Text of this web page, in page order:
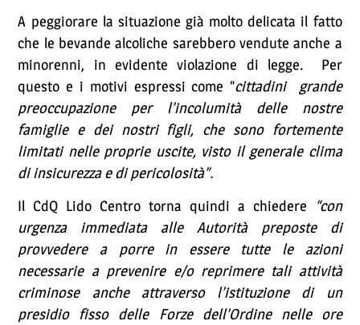
A peggiorare la situazione già molto delicata il fatto
che le bevande alcoliche sarebbero vendute anche a
minorenni, in evidente violazione di legge. Per
questo e i motivi espressi come “cittadini grande
preoccupazione per l’incolumità delle nostre
famiglie e dei nostri figli, che sono fortemente
limitati nelle proprie uscite, visto il generale clima
di insicurezza e di pericolosità”.
Il CdQ Lido Centro torna quindi a chiedere
“con
urgenza immediata alle Autorità preposte di
provvedere a porre in essere tutte le azioni
necessarie a prevenire e/o reprimere tali attività
criminose anche attraverso l’istituzione di un
presidio fisso delle Forze dell’Ordine nelle ore